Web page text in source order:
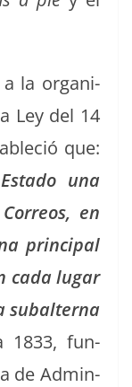
a la orga­ni­
Ley del 14
que:
una
en
prin­ci­pal
cada lugar
sub­al­ter­na
1833, fun­
de Admin­